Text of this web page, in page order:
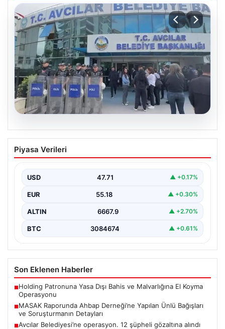
Yatırım araçlarının haftalık performansı
nasıl oldu?
Piyasa Verileri
USD 47.71 ▲ +0.17%
EUR 55.18 ▲ +0.30%
ALTIN 6667.9 ▲ +2.70%
BTC 3084674 ▲ +0.61%
Son Eklenen Haberler
■Holding Patronuna Yasa Dışı Bahis ve Malvarlığına El Koyma
Operasyonu
■MASAK Raporunda Ahbap Derneği’ne Yapılan Ünlü Bağışları
ve Soruşturmanın Detayları
■Avcılar Belediyesi’ne operasyon. 12 şüpheli gözaltına alındı